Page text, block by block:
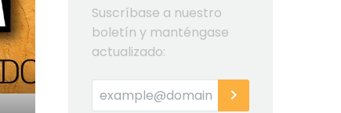
Suscríbase a nuestro
boletín y manténgase
actualizado: